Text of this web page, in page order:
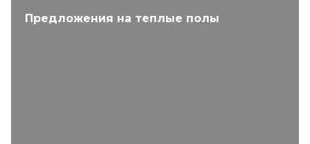
Предложения на теплые полы